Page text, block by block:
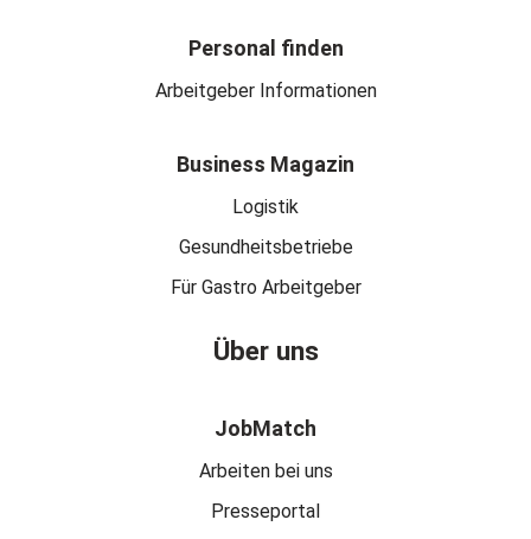
Personal finden
Arbeitgeber Informationen
Business Magazin
Logistik
Gesundheitsbetriebe
Für Gastro Arbeitgeber
Über uns
JobMatch
Arbeiten bei uns
Presseportal